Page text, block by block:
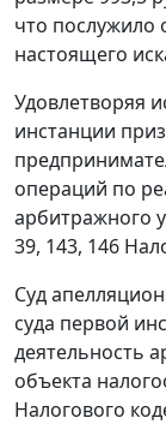
что послужило
настоящего
Удовлетворяя
инстанции
операций по
арбитражного
39, 143, 146
Суд
суда первой
деятельность
объекта
Налогового